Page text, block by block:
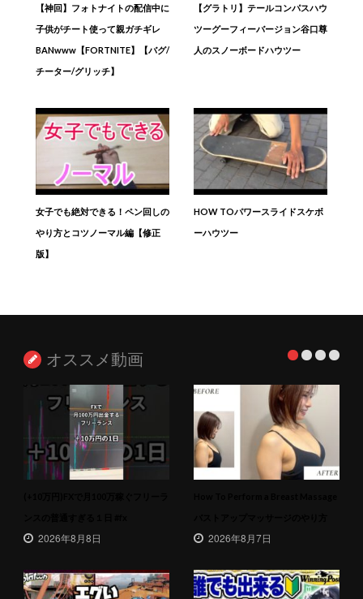
【神回】フォトナイトの配信中に
子供がチート使って親ガチギレ
BANwww【FORTNITE】【バグ/
チーター/グリッチ】
【グラトリ】テールコンパスハウ
ツーグーフィーバージョン谷口尊
人のスノーボードハウツー
女子でも絶対できる！ペン回しの
やり方とコツノーマル編【修正
版】
HOW TOパワースライドスケボ
ーハウツー
オススメ動画
2026年8月8日 2026年8月7日